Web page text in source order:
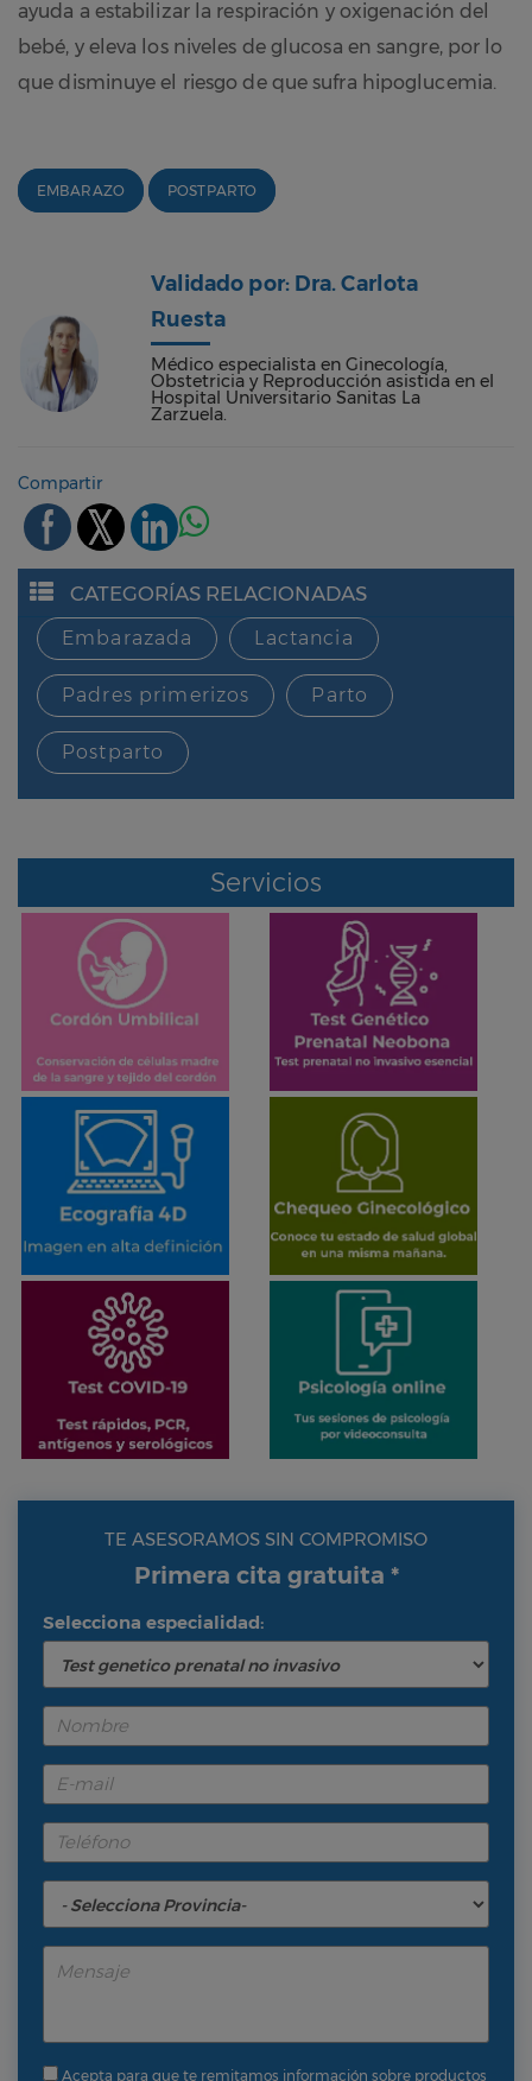
ayuda a estabilizar la respiración y oxigenación del
bebé, y eleva los niveles de glucosa en sangre, por lo
que disminuye el riesgo de que sufra hipoglucemia.
EMBARAZO POSTPARTO
Validado por: Dra. Carlota
Ruesta
Médico especialista en Ginecología,
Obstetricia y Reproducción asistida en el
Hospital Universitario Sanitas La
Zarzuela.
Compartir
CATEGORÍAS RELACIONADAS
Embarazada Lactancia
Padres primerizos Parto
Postparto
Servicios
TE ASESORAMOS SIN COMPROMISO
Primera cita gratuita *
Selecciona especialidad:
Acepta para que te remitamos información sobre productos